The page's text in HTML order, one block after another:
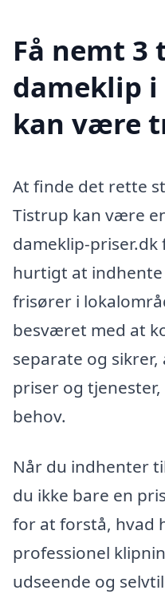
Få nemt 3
dameklip
kan være
At finde det rette
Tistrup kan være
dameklip-
hurtigt at
frisører i
besværet med at
separate og
priser og
behov.
Når du indhenter
du ikke bare en
for at forstå, hvad
professionel
udseende og